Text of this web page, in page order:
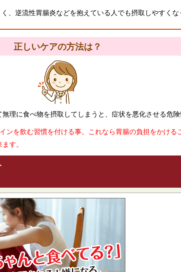
、逆流性胃腸炎などを抱えている人でも摂取しやすくな
正しいケアの方法は？
理に食べ物を摂取してしまうと、症状を悪化させる危険
ンを飲む習慣を付ける事。これなら胃腸の負担をかける
す。